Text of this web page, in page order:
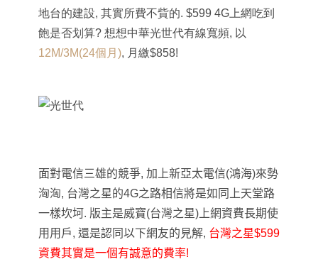
地台的建設, 其實所費不貲的. $599 4G上網吃到
飽是否划算? 想想中華光世代有線寬頻, 以
12M/3M(24個月), 月繳$858!
面對電信三雄的競爭, 加上新亞太電信(鴻海)來勢
洶洶, 台灣之星的4G之路相信將是如同上天堂路
一樣坎坷. 版主是威寶(台灣之星)上網資費長期使
用用戶, 還是認同以下網友的見解, 台灣之星$599
資費其實是一個有誠意的費率!